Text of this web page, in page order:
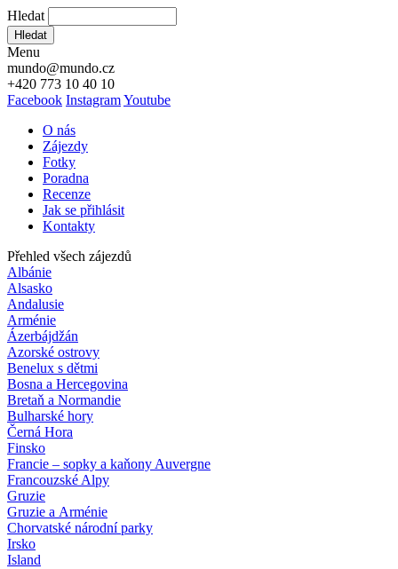
Hledat
Hledat
Menu
mundo@mundo.cz
+420 773 10 40 10
Facebook InstagramYoutube
O nás
Zájezdy
Fotky
Poradna
Recenze
Jak se přihlásit
Kontakty
Přehled všech zájezdů
Albánie
Alsasko
Andalusie
Arménie
Ázerbájdžán
Azorské ostrovy
Benelux s dětmi
Bosna a Hercegovina
Bretaň a Normandie
Bulharské hory
Černá Hora
Finsko
Francie – sopky a kaňony Auvergne
Francouzské Alpy
Gruzie
Gruzie a Arménie
Chorvatské národní parky
Irsko
Island